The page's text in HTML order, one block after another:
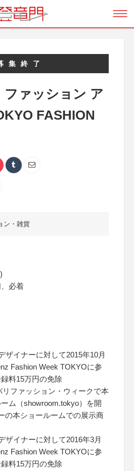
集終了
ファッション ア
FASHION
ン・雑貨
必着
ザイナーに対して2015年10月
Fashion Week TOKYOに参
料15万円の免除
リファッション・ウィークで本
ム（showroom.tokyo）を開
の本ショールームでの展示商
ザイナーに対して2016年3月
Fashion Week TOKYOに参
料15万円の免除